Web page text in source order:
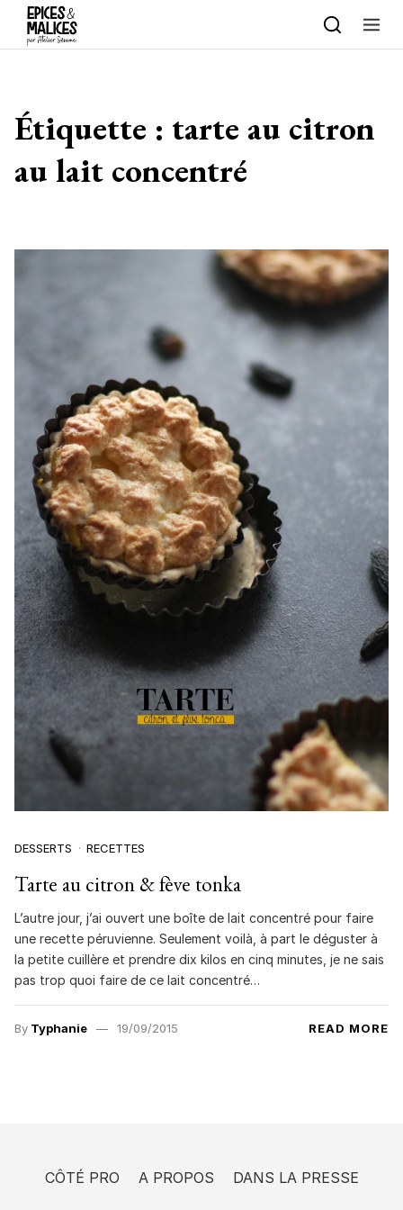
Skip to content
Étiquette : tarte au citron
au lait concentré
DESSERTS RECETTES
Tarte au citron & fève tonka
L’autre jour, j’ai ouvert une boîte de lait concentré pour faire
une recette péruvienne. Seulement voilà, à part le déguster à
la petite cuillère et prendre dix kilos en cinq minutes, je ne sais
pas trop quoi faire de ce lait concentré…
By Typhanie 19/09/2015 READ MORE
CÔTÉ PRO A PROPOS DANS LA PRESSE